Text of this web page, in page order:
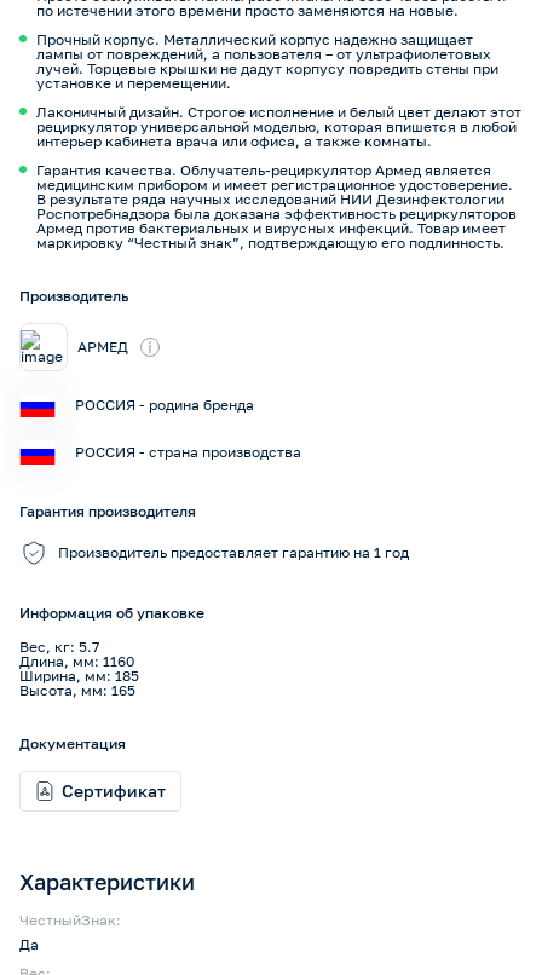
по истечении этого времени просто заменяются на новые.
Прочный корпус. Металлический корпус надежно защищает
лампы от повреждений, а пользователя – от ультрафиолетовых
лучей. Торцевые крышки не дадут корпусу повредить стены при
установке и перемещении.
Лаконичный дизайн. Строгое исполнение и белый цвет делают этот
рециркулятор универсальной моделью, которая впишется в любой
интерьер кабинета врача или офиса, а также комнаты.
Гарантия качества. Облучатель-рециркулятор Армед является
медицинским прибором и имеет регистрационное удостоверение.
В результате ряда научных исследований НИИ Дезинфектологии
Роспотребнадзора была доказана эффективность рециркуляторов
Армед против бактериальных и вирусных инфекций. Товар имеет
маркировку “Честный знак”, подтверждающую его подлинность.
Характеристики
ЧестныйЗнак:
Да
Производитель
АРМЕД i
РОССИЯ - родина бренда
РОССИЯ - страна производства
Гарантия производителя
Производитель предоставляет гарантию на 1 год
Информация об упаковке
Вес, кг: 5.7
Длина, мм: 1160
Ширина, мм: 185
Высота, мм: 165
Документация
Сертификат